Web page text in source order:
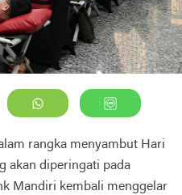
rangka menyambut Hari
akan diperingati pada
Mandiri kembali menggelar